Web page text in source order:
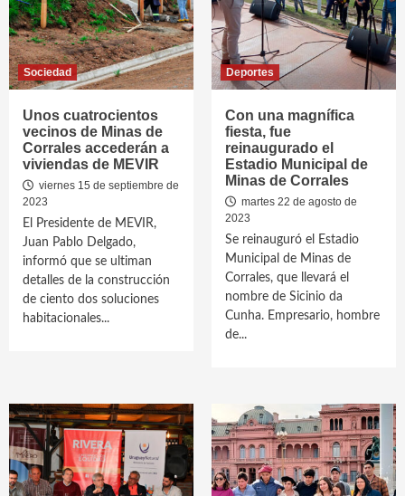
Sociedad
Unos cuatrocientos
vecinos de Minas de
Corrales accederán a
viviendas de MEVIR
viernes 15 de septiembre de
2023
El Presidente de MEVIR,
Juan Pablo Delgado,
informó que se ultiman
detalles de la construcción
de ciento dos soluciones
habitacionales...
Deportes
Con una magnífica
fiesta, fue
reinaugurado el
Estadio Municipal de
Minas de Corrales
martes 22 de agosto de
2023
Se reinauguró el Estadio
Municipal de Minas de
Corrales, que llevará el
nombre de Sicinio da
Cunha. Empresario, hombre
de...